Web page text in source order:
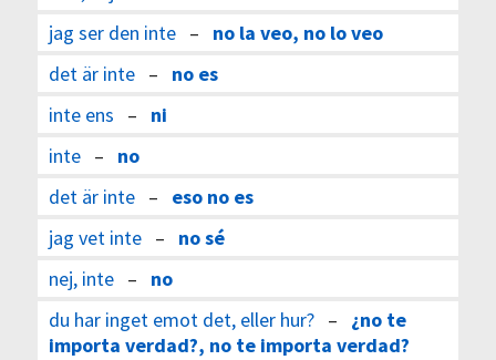
jag ser den inte– no la veo, no lo veo
det är inte– no es
inte ens – ni
inte– no
det är inte– eso no es
jag vet inte– no sé
nej, inte– no
du har inget emot det, eller hur?– ¿no te
importa verdad?, no te importa verdad?